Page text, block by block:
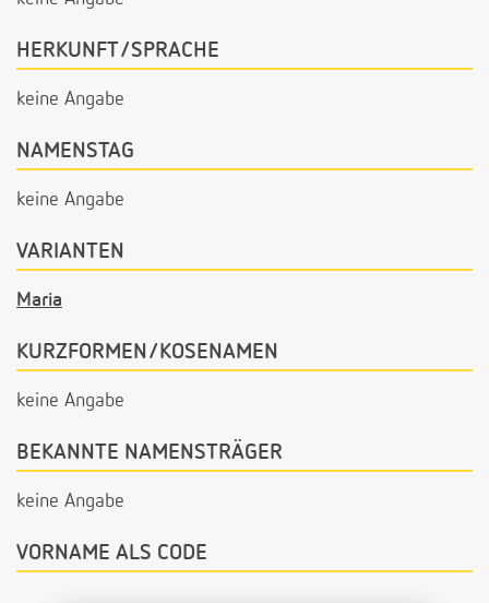
HERKUNFT/SPRACHE
keine Angabe
NAMENSTAG
keine Angabe
VARIANTEN
Maria
KURZFORMEN/KOSENAMEN
keine Angabe
BEKANNTE NAMENSTRÄGER
keine Angabe
VORNAME ALS CODE